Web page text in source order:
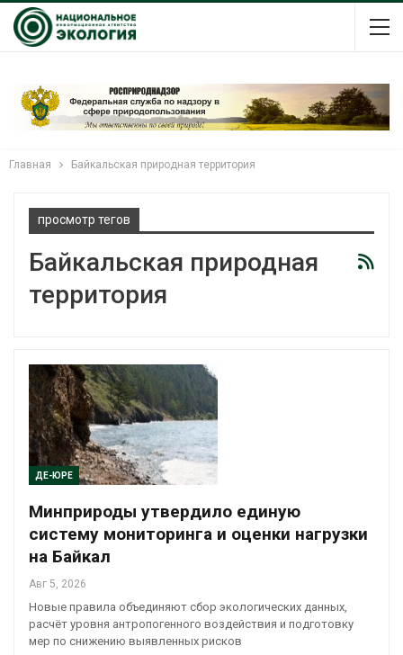
Главная Байкальская природная территория
просмотр тегов
Байкальская природная
территория
ДЕ-ЮРЕ
Минприроды утвердило единую
систему мониторинга и оценки нагрузки
на Байкал
Авг 5, 2026
Новые правила объединяют сбор экологических данных,
расчёт уровня антропогенного воздействия и подготовку
мер по снижению выявленных рисков